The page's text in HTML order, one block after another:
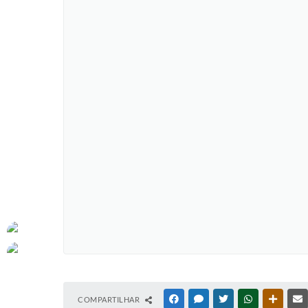
COMPARTILHAR FACEBOOKMESSENGER
TWITTERWHATSAPP